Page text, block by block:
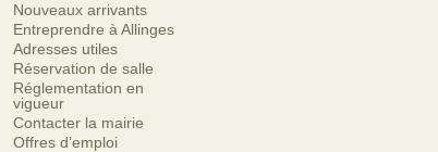
Nouveaux arrivants
Entreprendre à Allinges
Adresses utiles
Réservation de salle
Réglementation en
vigueur
Contacter la mairie
Offres d’emploi